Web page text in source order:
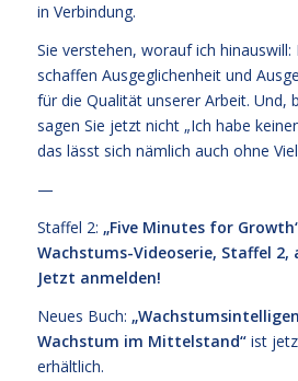
in Verbindung.
Sie verstehen, worauf ich
schaffen Ausgeglichenheit und
für die Qualität unserer Arbeit. Und,
sagen Sie jetzt nicht „Ich habe
das lässt sich nämlich auch ohne
—
Staffel 2: „Five Minutes for
Wachstums-Videoserie, Staffel 2,
Jetzt anmelden!
Neues Buch:
Wachstum im Mittelstand“ist
erhältlich.